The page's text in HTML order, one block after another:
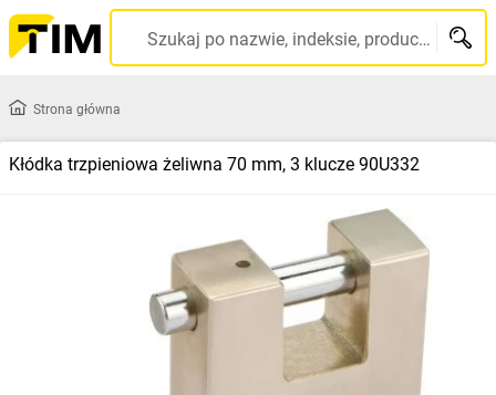
Szukaj po nazwie, indeksie, producencie, kodzie kreskowym...
Strona główna
Kłódka trzpieniowa żeliwna 70 mm, 3 klucze 90U332